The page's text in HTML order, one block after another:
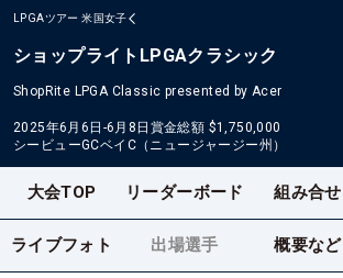
LPGAツアー 米国女子
ショップライトLPGAクラシック
ShopRite LPGA Classic presented by Acer
2025年6月6日-6月8日 賞金総額 $1,750,000
シービューGCベイC（ニュージャージー州）
大会TOP リーダーボード 組み合せ
ライブフォト 出場選手 概要など